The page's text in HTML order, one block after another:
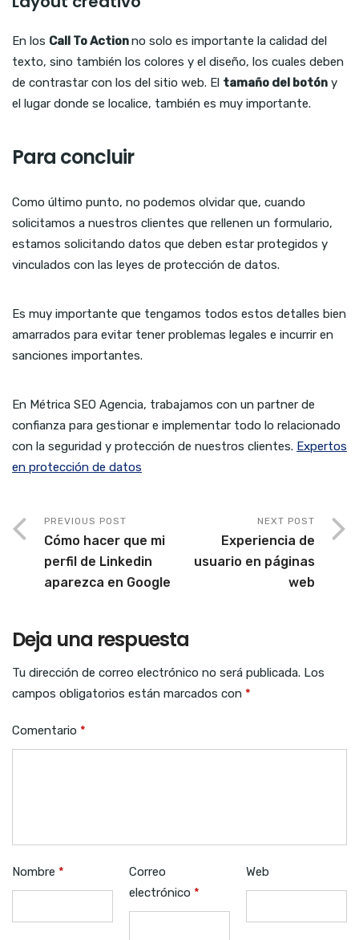
En los Call To Actionno solo es importante la calidad del
texto, sino también los colores y el diseño, los cuales deben
de contrastar con los del sitio web. El tamaño del botón y
el lugar donde se localice, también es muy importante.
Para concluir
Como último punto, no podemos olvidar que, cuando
solicitamos a nuestros clientes que rellenen un formulario,
estamos solicitando datos que deben estar protegidos y
vinculados con las leyes de protección de datos.
Es muy importante que tengamos todos estos detalles bien
amarrados para evitar tener problemas legales e incurrir en
sanciones importantes.
En Métrica SEO Agencia, trabajamos con un partner de
confianza para gestionar e implementar todo lo relacionado
con la seguridad y protección de nuestros clientes. Expertos
en protección de datos
PREVIOUS POST
Cómo hacer que mi
perfil de Linkedin
aparezca en Google
NEXT POST
Experiencia de
usuario en páginas
web
Deja una respuesta
Tu dirección de correo electrónico no será publicada. Los
campos obligatorios están marcados con *
Comentario *
Nombre *
Correo
electrónico *
Web